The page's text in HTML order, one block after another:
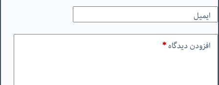
ایمیل
افزودن دیدگاه*